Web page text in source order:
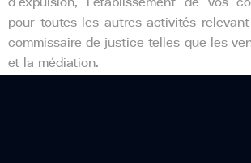
pour toutes les autres activités
commissaire de justice telles que les
et la médiation.